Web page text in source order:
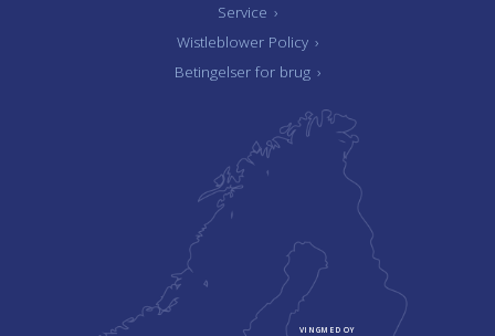
Service ›
Wistleblower Policy ›
Betingelser for brug ›
VINGMED OY